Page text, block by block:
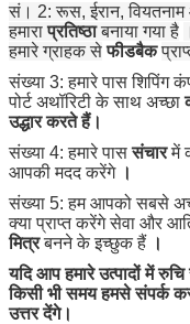
सं। 2: रूस, ईरान, वियतनाम
हमाराप्रतिष्ठाबनाया गया है
हमारे ग्राहक से फीडबैक
संख्या 3: हमारे पास
पोर्ट अथॉरिटी के साथ अच्छा
उद्धार करते हैं।
संख्या 4: हमारे पाससंचारमें
आपकी मदद करेंगे ।
संख्या 5: हम आपको सबसे
क्या प्राप्त करेंगे सेवा और
मित्रबनने के इच्छुक हैं ।
यदि आप हमारे उत्पादों में
किसी भी समय हमसे संपर्क
उत्तर देंगे।